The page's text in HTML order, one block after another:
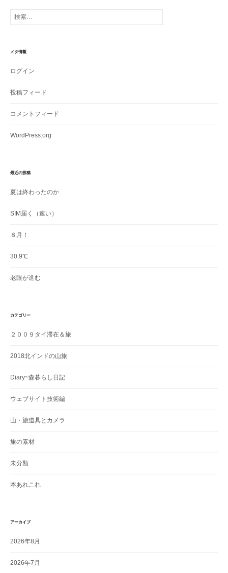
検
索:
メタ情報
ログイン
投稿フィード
コメントフィード
WordPress.org
最近の投稿
夏は終わったのか
SIM届く（速い）
８月！
30.9℃
老眼が進む
カテゴリー
２００９タイ滞在＆旅
2018北インドの山旅
Diary~森暮らし日記
ウェブサイト技術編
山・旅道具とカメラ
旅の素材
未分類
本あれこれ
アーカイブ
2026年8月
2026年7月